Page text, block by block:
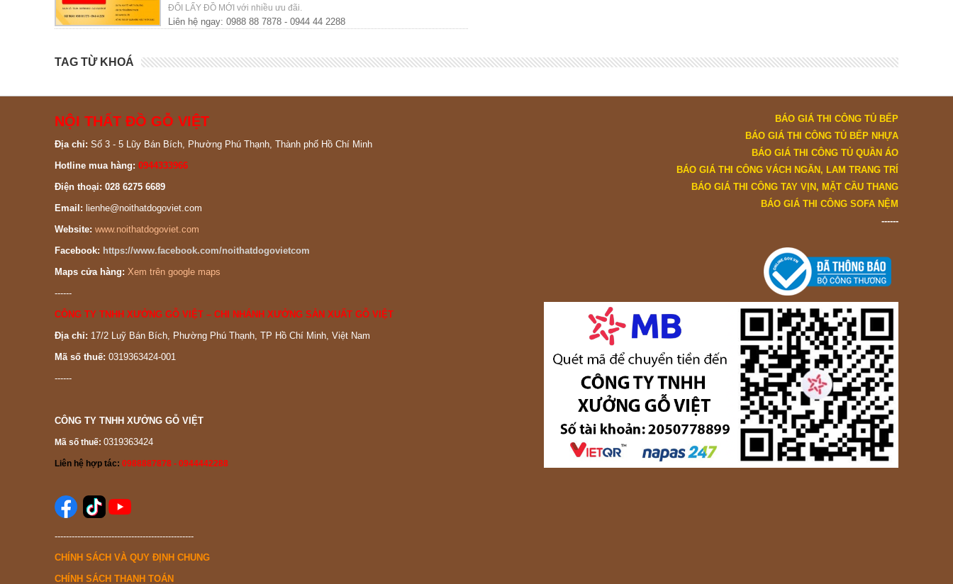
ĐỔI LẤY ĐỒ MỚI với nhiều ưu đãi.
Liên hệ ngay: 0988 88 7878 - 0944 44 2288
TAG TỪ KHOÁ
NỘI THẤT ĐỒ GỖ VIỆT
Địa chỉ: Số 3 - 5 Lũy Bán Bích, Phường Phú Thạnh, Thành phố Hồ Chí Minh
Hotline mua hàng: 0944333966
Điện thoại: 028 6275 6689
Email: lienhe@noithatdogoviet.com
Website: www.noithatdogoviet.com
Facebook: https://www.facebook.com/noithatdogovietcom
Maps cửa hàng: Xem trên google maps
------
CÔNG TY TNHH XƯỞNG GỖ VIỆT – CHI NHÁNH XƯỞNG SẢN XUẤT GỖ VIỆT
Địa chỉ: 17/2 Luỹ Bán Bích, Phường Phú Thạnh, TP Hồ Chí Minh, Việt Nam
Mã số thuế: 0319363424-001
------
CÔNG TY TNHH XƯỞNG GỖ VIỆT
Mã số thuế: 0319363424
Liên hệ hợp tác: 0988887878 - 0944442288
-------------------------------------------------
CHÍNH SÁCH VÀ QUY ĐỊNH CHUNG
CHÍNH SÁCH THANH TOÁN
BÁO GIÁ THI CÔNG TỦ BẾP
BÁO GIÁ THI CÔNG TỦ BẾP NHỰA
BÁO GIÁ THI CÔNG TỦ QUẦN ÁO
BÁO GIÁ THI CÔNG VÁCH NGĂN, LAM TRANG TRÍ
BÁO GIÁ THI CÔNG TAY VỊN, MẶT CẦU THANG
BÁO GIÁ THI CÔNG SOFA NỆM
------